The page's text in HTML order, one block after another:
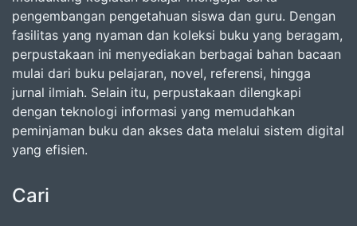
pengembangan pengetahuan siswa dan guru. Dengan
fasilitas yang nyaman dan koleksi buku yang beragam,
perpustakaan ini menyediakan berbagai bahan bacaan
mulai dari buku pelajaran, novel, referensi, hingga
jurnal ilmiah. Selain itu, perpustakaan dilengkapi
dengan teknologi informasi yang memudahkan
peminjaman buku dan akses data melalui sistem digital
yang efisien.
Cari